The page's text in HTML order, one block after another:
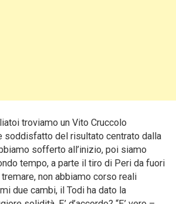
troviamo un Vito Cruccolo
soddisfatto del risultato centrato dalla
sofferto all’inizio, poi siamo
tempo, a parte il tiro di Peri da fuori
non abbiamo corso reali
due cambi, il Todi ha dato la